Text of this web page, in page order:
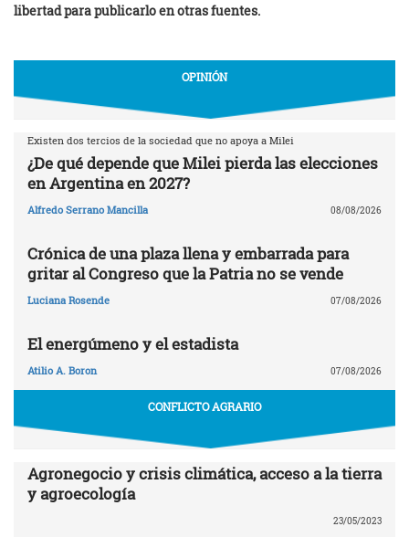
libertad para publicarlo en otras fuentes.
OPINIÓN
Existen dos tercios de la sociedad que no apoya a Milei
¿De qué depende que Milei pierda las elecciones
en Argentina en 2027?
Alfredo Serrano Mancilla 08/08/2026
Crónica de una plaza llena y embarrada para
gritar al Congreso que la Patria no se vende
Luciana Rosende 07/08/2026
El energúmeno y el estadista
Atilio A. Boron 07/08/2026
CONFLICTO AGRARIO
Agronegocio y crisis climática, acceso a la tierra
y agroecología
23/05/2023